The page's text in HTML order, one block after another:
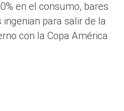
en el consumo, bares
para salir de la
con la Copa América